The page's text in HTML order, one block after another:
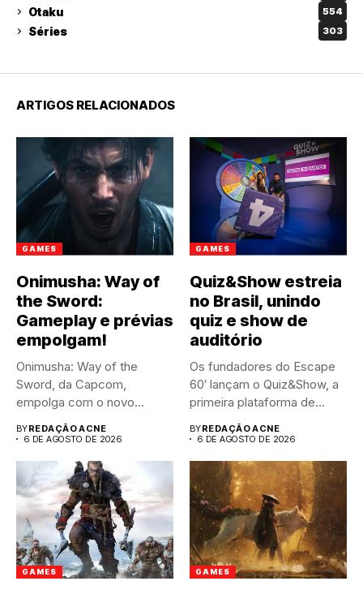
Otaku 554
Séries 303
ARTIGOS RELACIONADOS
GAMES
Onimusha: Way of
the Sword:
Gameplay e prévias
empolgam!
Onimusha: Way of the
Sword, da Capcom,
empolga com o novo
BYREDAÇÃO ACNE
6 DE AGOSTO DE 2026
GAMES
Quiz&Show estreia
no Brasil, unindo
quiz e show de
auditório
Os fundadores do Escape
60′ lançam o Quiz&Show, a
primeira plataforma de...
BYREDAÇÃO ACNE
6 DE AGOSTO DE 2026
GAMES GAMES